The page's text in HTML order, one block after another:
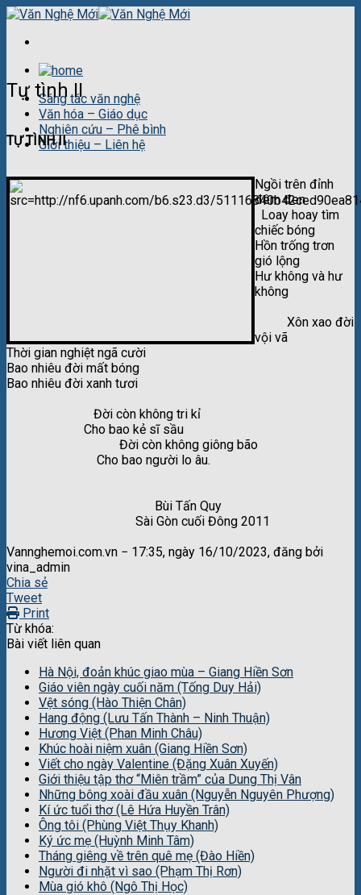
Skip
content
Sáng tác văn nghệ
Văn hóa – Giáo dục
Nghiên cứu – Phê bình
Giới thiệu – Liên hệ
Tự tình II
TỰ TÌNH II
Ngồi trên đỉnh
đêm đen
Loay hoay tìm
chiếc bóng
Hồn trống trơn
gió lộng
Hư không và hư
không
Xôn xao đời
vội vã
Thời gian nghiệt ngã cười
Bao nhiêu đời mất bóng
Bao nhiêu đời xanh tươi
Đời còn không tri kỉ
Cho bao kẻ sĩ sầu
Đời còn không giông bão
Cho bao người lo âu.
Bùi Tấn Quy
Sài Gòn cuối Đông 2011
Vannghemoi.com.vn − 17:35, ngày 16/10/2023, đăng bởi
vina_admin
Chia sẻ
Tweet
Print
Từ khóa:
Bài viết liên quan
Hà Nội, đoản khúc giao mùa – Giang Hiền Sơn
Giáo viên ngày cuối năm (Tống Duy Hải)
Vệt sóng (Hào Thiện Chân)
Hang động (Lưu Tấn Thành – Ninh Thuận)
Hương Việt (Phan Minh Châu)
Khúc hoài niệm xuân (Giang Hiền Sơn)
Viết cho ngày Valentine (Đặng Xuân Xuyến)
Giới thiệu tập thơ “Miên trầm” của Dung Thị Vân
Những bông xoài đầu xuân (Nguyễn Nguyên Phượng)
Kí ức tuổi thơ (Lê Hứa Huyền Trân)
Ông tôi (Phùng Việt Thụy Khanh)
Ký ức mẹ (Huỳnh Minh Tâm)
Tháng giêng về trên quê mẹ (Đào Hiền)
Người đi nhặt vì sao (Phạm Thị Rơn)
Mùa gió khô (Ngô Thị Học)